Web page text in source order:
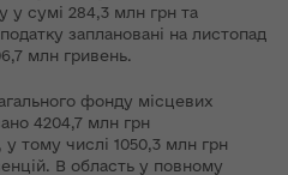
у сумі 284,3 млн грн та
заплановані на листопад
млн гривень.
фонду місцевих
4204,7 млн грн
тому числі 1050,3 млн грн
В область у повному